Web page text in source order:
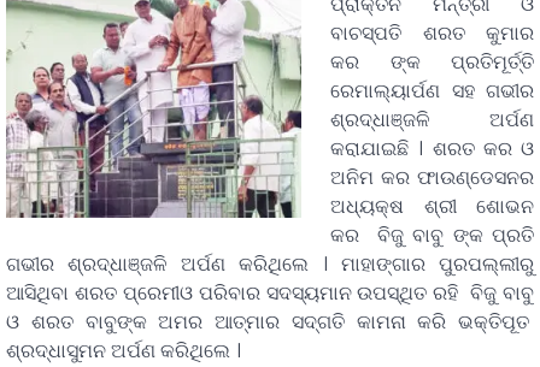
ବାଚସ୍ପତି ଶରତ କୁମାର
କର ଙ୍କ ପ୍ରତିମୂର୍ତ୍ତି
ରେମାଲ୍ୟାର୍ପଣ ସହ ଗଭୀର
ଶ୍ରଦ୍ଧାଞ୍ଜଳି ଅର୍ପଣ
କରାଯାଇଛି । ଶରତ କର ଓ
ଅନିମ କର ଫାଉଣ୍ଡେସନର
ଅଧ୍ୟକ୍ଷ ଶ୍ରୀ ଶୋଭନ
କର ବିଜୁ ବାବୁ ଙ୍କ ପ୍ରତି
ଗଭୀର ଶ୍ରଦ୍ଧାଞ୍ଜଳି ଅର୍ପଣ କରିଥିଲେ । ମାହାଙ୍ଗାର ପୁରପଲ୍ଲୀରୁ
ଆସିଥିବା ଶରତ ପ୍ରେମୀଓ ପରିବାର ସଦସ୍ୟମାନ ଉପସ୍ଥିତ ରହି ବିଜୁ ବାବୁ
ଓ ଶରତ ବାବୁଙ୍କ ଅମର ଆତ୍ମାର ସଦ୍ଗତି କାମନା କରି ଭକ୍ତିପୂତ
ଶ୍ରଦ୍ଧାସୁମନ ଅର୍ପଣ କରିଥିଲେ ।